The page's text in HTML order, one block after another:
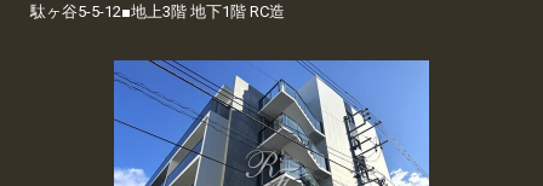
駄ヶ谷5-5-12■地上3階 地下1階 RC造